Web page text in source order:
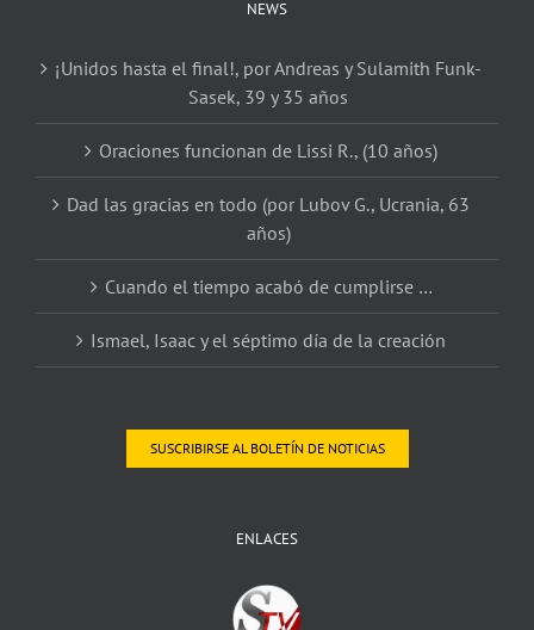
NEWS
¡Unidos hasta el final!, por Andreas y Sulamith Funk-
Sasek, 39 y 35 años
Oraciones funcionan de Lissi R., (10 años)
Dad las gracias en todo (por Lubov G., Ucrania, 63
años)
Cuando el tiempo acabó de cumplirse …
Ismael, Isaac y el séptimo día de la creación
SUSCRIBIRSE AL BOLETÍN DE NOTICIAS
ENLACES